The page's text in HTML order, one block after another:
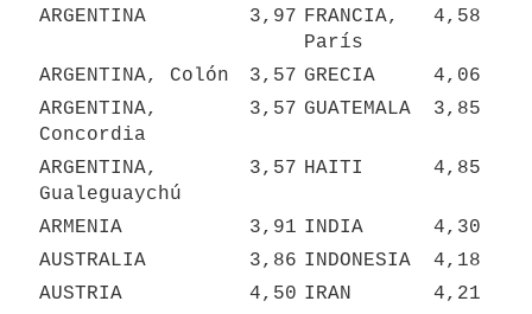
ARGENTINA
3,97 FRANCIA,
París
4,58
ARGENTINA, Colón 3,57 GRECIA
4,06
ARGENTINA,
Concordia
3,57 GUATEMALA 3,85
ARGENTINA,
Gualeguaychú
3,57 HAITI 4,85
ARMENIA 3,91 INDIA
4,30
AUSTRALIA
3,86 INDONESIA
4,18
AUSTRIA
4,50 IRAN
4,21